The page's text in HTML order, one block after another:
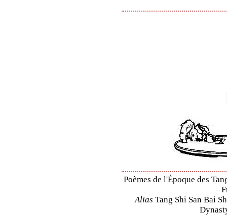
Poèmes de l'Époque des
–
Alias Tang Shi San Bai